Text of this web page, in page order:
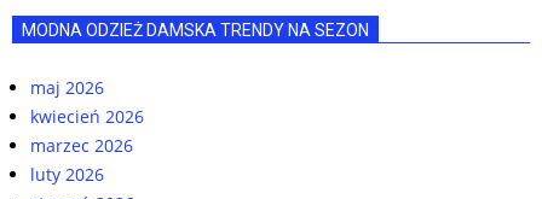
MODNA ODZIEŻ DAMSKA TRENDY NA SEZON
maj 2026
kwiecień 2026
marzec 2026
luty 2026